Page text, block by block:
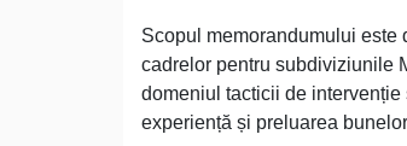
Scopul memorandumului este
cadrelor pentru subdiviziunile
domeniul tacticii de
experiență și preluarea